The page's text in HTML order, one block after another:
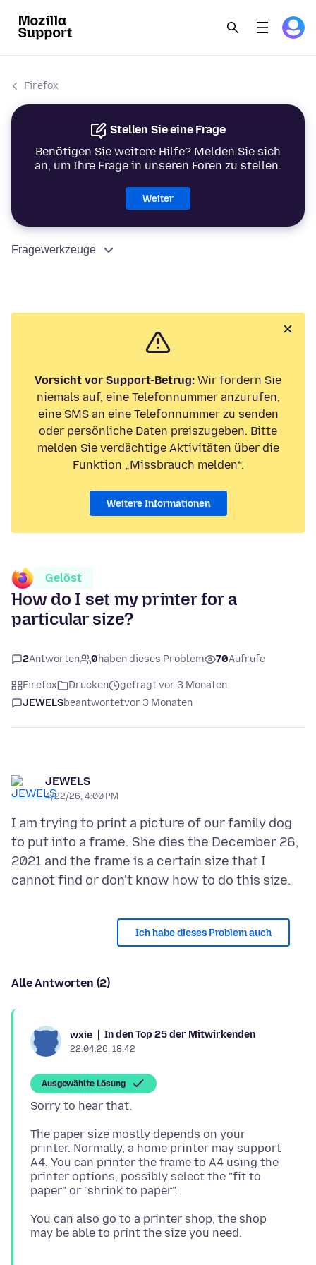
Firefox
Stellen Sie eine Frage
Benötigen Sie weitere Hilfe? Melden Sie sich
an, um Ihre Frage in unseren Foren zu stellen.
Weiter
Fragewerkzeuge
Vorsicht vor Support-Betrug: Wir fordern Sie
niemals auf, eine Telefonnummer anzurufen,
eine SMS an eine Telefonnummer zu senden
oder persönliche Daten preiszugeben. Bitte
melden Sie verdächtige Aktivitäten über die
Funktion „Missbrauch melden“.
Weitere Informationen
Gelöst
How do I set my printer for a
particular size?
2Antworten 0haben dieses Problem 70Aufrufe
Firefox Drucken
gefragt vor 3 Monaten
JEWELSbeantwortetvor 3 Monaten
JEWELS
4/22/26, 4:00 PM
I am trying to print a picture of our family dog
to put into a frame. She dies the December 26,
2021 and the frame is a certain size that I
Ich habe dieses Problem auch
Alle Antworten (2)
wxie In den Top 25 der Mitwirkenden
22.04.26, 18:42
Ausgewählte Lösung
The paper size mostly depends on your
printer. Normally, a home printer may support
A4. You can printer the frame to A4 using the
printer options, possibly select the "fit to
You can also go to a printer shop, the shop